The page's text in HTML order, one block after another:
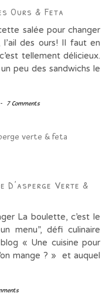
Ours & Feta
salée pour changer
des ours! Il faut en
tellement délicieux.
peu des sandwichs le
- 7 Comments
D’asperge Verte &
La boulette, c’est le
menu”, défi culinaire
« Une cuisine pour
mange ? » et auquel